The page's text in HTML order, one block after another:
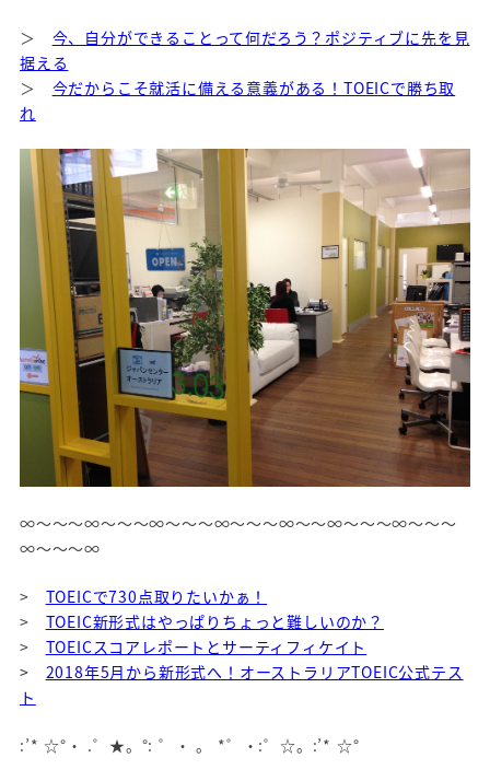
＞ 今、自分ができることって何だろう？ポジティブに先を見
据える
＞ 今だからこそ就活に備える意義がある！TOEICで勝ち取
れ
∞～～～∞～～～∞～～～∞～～～∞～～∞～～～∞～～～
∞～～～∞
> TOEICで730点取りたいかぁ！
> TOEIC新形式はやっぱりちょっと難しいのか？
> TOEICスコアレポートとサーティフィケイト
>
2018年5月から新形式へ！オーストラリアTOEIC公式テス
ト
:’* ☆°・ .゜★。°: ゜・ 。 *゜・:゜☆。:’* ☆°